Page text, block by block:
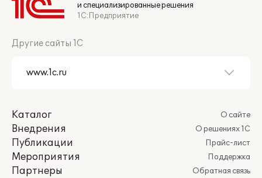
и специализированные решения
1С:Предприятие
Другие сайты 1С
Каталог
Внедрения
Публикации
Мероприятия
Партнеры
О сайте
О решениях 1С
Прайс-лист
Поддержка
Обратная связь